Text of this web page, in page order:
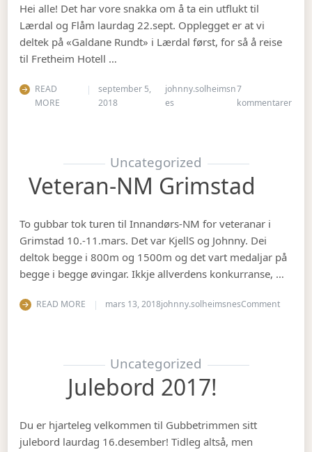
Hei alle! Det har vore snakka om å ta ein utflukt til
Lærdal og Flåm laurdag 22.sept. Opplegget er at vi
deltek på «Galdane Rundt» i Lærdal først, for så å reise
til Fretheim Hotell …
READ
MORE
september 5,
2018
johnny.solheimsn
es
7
kommentarertil
Uncategorized
Veteran-NM Grimstad
To gubbar tok turen til Innandørs-NM for veteranar i
Grimstad 10.-11.mars. Det var KjellS og Johnny. Dei
deltok begge i 800m og 1500m og det vart medaljar på
begge i begge øvingar. Ikkje allverdens konkurranse, …
READ MORE mars 13, 2018johnny.solheimsnesCommenton
Uncategorized
Julebord 2017!
Du er hjarteleg velkommen til Gubbetrimmen sitt
julebord laurdag 16.desember! Tidleg altså, men